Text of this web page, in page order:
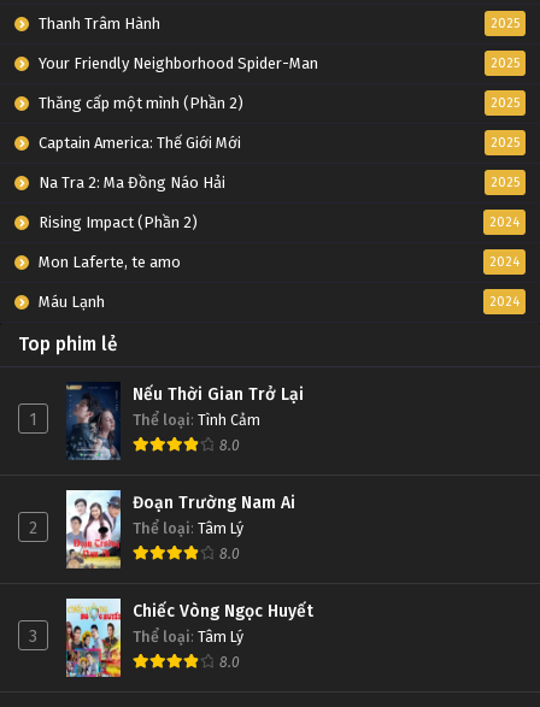
Thanh Trâm Hành 2025
Your Friendly Neighborhood Spider-Man 2025
Thăng cấp một mình (Phần 2) 2025
Captain America: Thế Giới Mới 2025
Na Tra 2: Ma Đồng Náo Hải 2025
Rising Impact (Phần 2) 2024
Mon Laferte, te amo 2024
Máu Lạnh 2024
Top phim lẻ
1
Nếu Thời Gian Trở Lại
Thể loại: Tình Cảm
8.0
2
Đoạn Trường Nam Ai
Thể loại: Tâm Lý
8.0
3
Chiếc Vòng Ngọc Huyết
Thể loại: Tâm Lý
8.0